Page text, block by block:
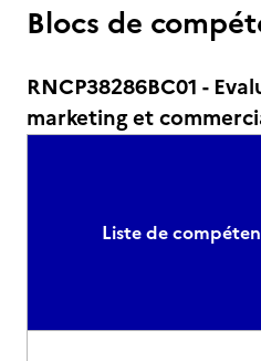
Blocs de
RNCP38286BC01 -
marketing et
Liste de